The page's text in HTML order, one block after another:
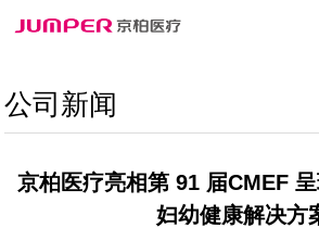
公司新闻
京柏医疗亮相第 91 届CMEF
妇幼健康解决方